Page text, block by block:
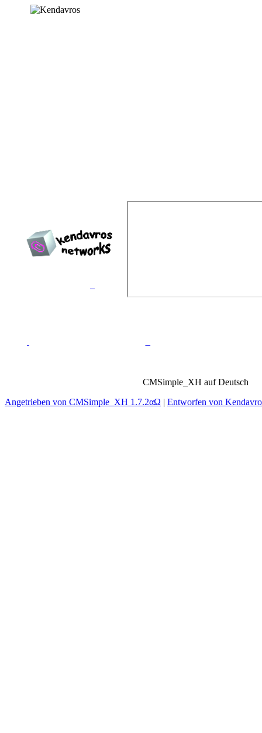
CMSimple_XH auf Deutsch
Angetrieben von CMSimple_XH 1.7.2αΩ | Entworfen von